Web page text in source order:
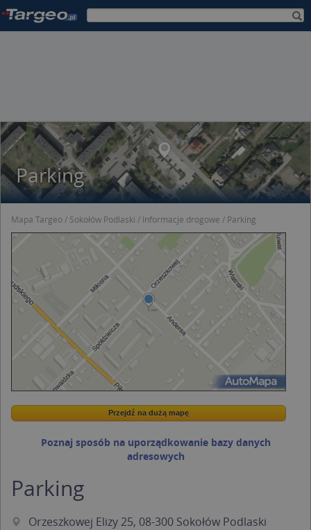
Parking
Mapa Targeo Sokołów Podlaski Informacje drogowe Parking
Wstaw tę mapkę na swoją stronę
Przejdź na dużą mapę
Przejdź na dużą mapę
Poznaj sposób na uporządkowanie bazy danych
adresowych
Parking
Orzeszkowej Elizy 25, 08-300 Sokołów Podlaski